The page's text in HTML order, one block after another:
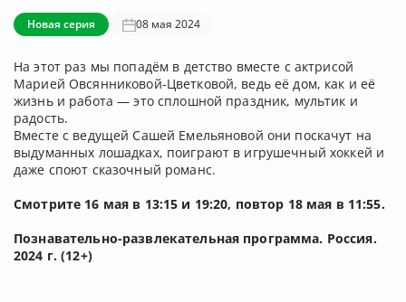
Новая серия 08 мая 2024
На этот раз мы попадём в детство вместе с актрисой
Марией Овсянниковой-Цветковой, ведь её дом, как и её
жизнь и работа — это сплошной праздник, мультик и
радость.
Вместе с ведущей Сашей Емельяновой они поскачут на
выдуманных лошадках, поиграют в игрушечный хоккей и
даже споют сказочный романс.
Смотрите 16 мая в 13:15 и 19:20, повтор 18 мая в 11:55.
Познавательно-развлекательная программа. Россия.
2024 г. (12+)